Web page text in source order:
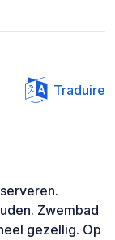
Traduire
Zwembad
gezellig. Op